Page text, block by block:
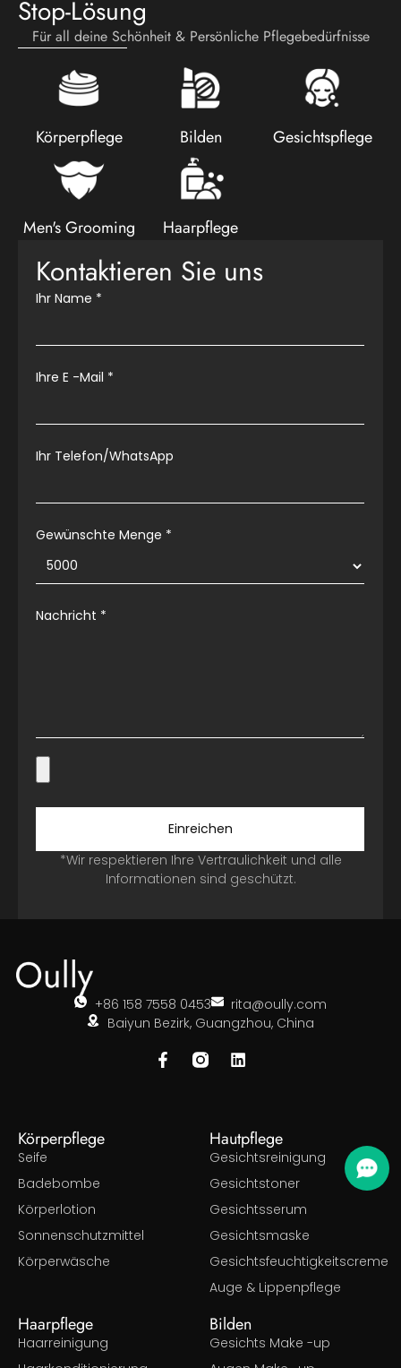
Stop-Lösung
Für all deine Schönheit & Persönliche Pflegebedürfnisse
Körperpflege Bilden Gesichtspflege
Men's Grooming Haarpflege
Kontaktieren Sie uns
Ihr Name *
Ihre E -Mail *
Ihr Telefon/WhatsApp
Gewünschte Menge *
Nachricht *
Einreichen
*Wir respektieren Ihre Vertraulichkeit und alle
Informationen sind geschützt.
+86 158 7558 0453
rita@oully.com
Baiyun Bezirk, Guangzhou, China
Körperpflege
Seife
Badebombe
Körperlotion
Sonnenschutzmittel
Körperwäsche
Hautpflege
Gesichtsreinigung
Gesichtstoner
Gesichtsserum
Gesichtsmaske
Gesichtsfeuchtigkeitscreme
Auge & Lippenpflege
Haarpflege
Haarreinigung
Bilden
Gesichts Make -up